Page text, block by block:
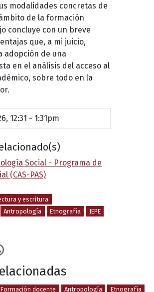
modalidades concretas de
de la formación
concluye con un breve
que, a mi juicio,
adopción de una
en el análisis del acceso al
sobre todo en la
12:31 - 1:31pm
Social - Programa de
(CAS-PAS)
y escritura
Antropología Etnografía JEPE
Formación docente Antropología Etnografía